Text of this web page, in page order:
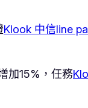
Klook 中信line
加15%，任務